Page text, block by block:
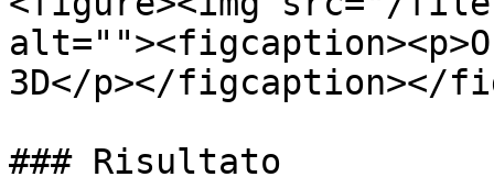
3D</p></figcaption></
### Risultato